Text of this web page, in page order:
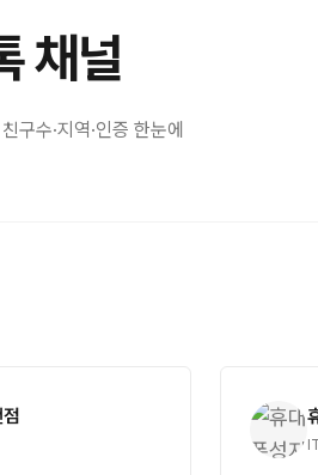
채널
수·지역·인증 한눈에